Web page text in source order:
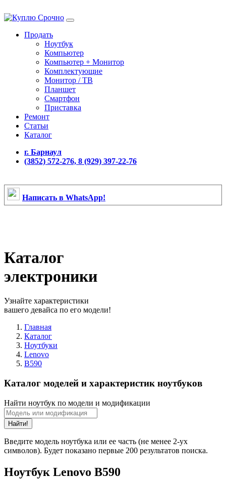
Продать
Ноутбук
Компьютер
Компьютер + Монитор
Комплектующие
Монитор / ТВ
Планшет
Смартфон
Приставка
Ремонт
Статьи
Каталог
г. Барнаул
(3852) 572-276, 8 (929) 397-22-76
Написать в WhatsApp!
Каталог
электроники
Узнайте характеристики
вашего девайса по его модели!
Главная
Каталог
Ноутбуки
Lenovo
B590
Каталог моделей и характеристик ноутбуков
Найти ноутбук по модели и модификации
Найти!
Введите модель ноутбука или ее часть (не менее 2-ух
символов). Будет показано первые 200 результатов поиска.
Ноутбук Lenovo B590